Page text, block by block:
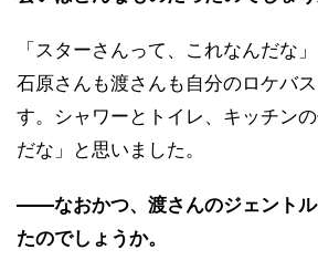
「スターさんって、これなんだな
石原さんも渡さんも自分のロケバ
す。シャワーとトイレ、キッチン
だな」と思いました。
――なおかつ、渡さんのジェント
たのでしょうか。